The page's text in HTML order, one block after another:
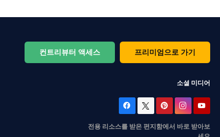
컨트리뷰터 액세스 프리미엄으로 가기
소셜 미디어
전용 리소스를 받은 편지함에서 바로 받아보